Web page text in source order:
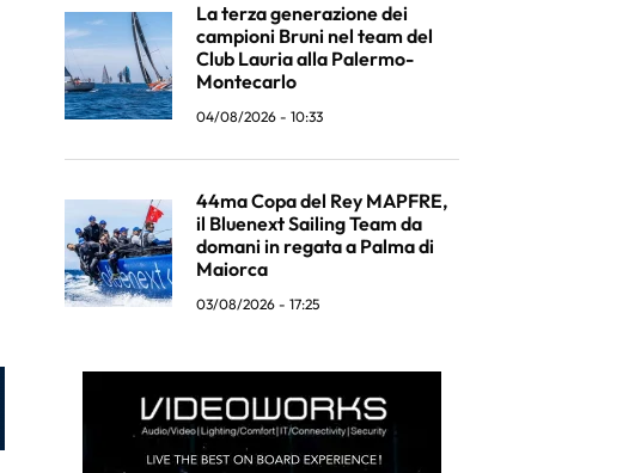
La terza generazione dei
campioni Bruni nel team del
Club Lauria alla Palermo-
Montecarlo
04/08/2026 - 10:33
44ma Copa del Rey MAPFRE,
il Bluenext Sailing Team da
domani in regata a Palma di
Maiorca
03/08/2026 - 17:25